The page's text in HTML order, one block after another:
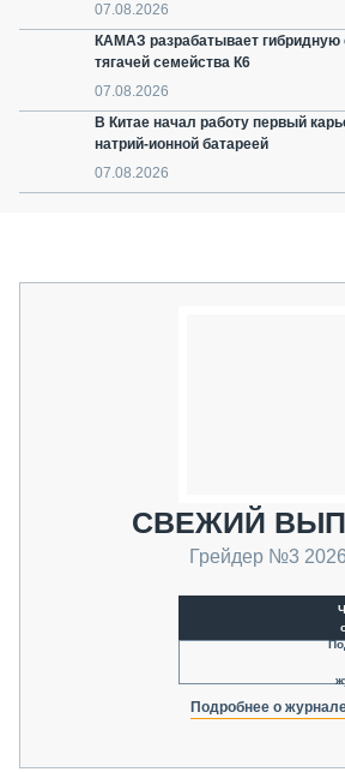
07.08.2026
КАМАЗ разрабатывает гибридную
тягачей семейства К6
07.08.2026
В Китае начал работу первый
натрий-ионной батареей
07.08.2026
СВЕЖИЙ
Грейдер №3 2026
Подробнее о